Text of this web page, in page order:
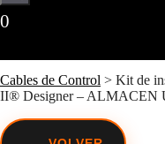
Cables de Control > Kit de
II® Designer – ALMACEN
0